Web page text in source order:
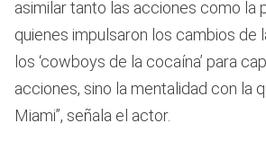
asimilar tanto las acciones como la
quienes impulsaron los cambios de
los ‘cowboys de la cocaína’ para
acciones, sino la mentalidad con la
Miami”, señala el actor.